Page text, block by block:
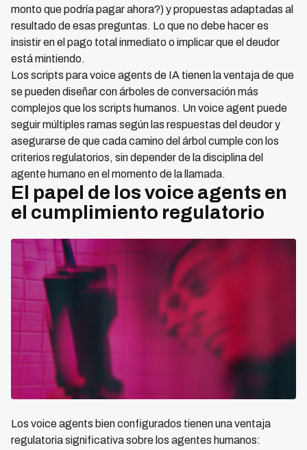
monto que podría pagar ahora?) y propuestas adaptadas al
resultado de esas preguntas. Lo que no debe hacer es
insistir en el pago total inmediato o implicar que el deudor
está mintiendo.
Los scripts para voice agents de IA tienen la ventaja de que
se pueden diseñar con árboles de conversación más
complejos que los scripts humanos. Un voice agent puede
seguir múltiples ramas según las respuestas del deudor y
asegurarse de que cada camino del árbol cumple con los
criterios regulatorios, sin depender de la disciplina del
agente humano en el momento de la llamada.
El papel de los voice agents en
el cumplimiento regulatorio
Los voice agents bien configurados tienen una ventaja
regulatoria significativa sobre los agentes humanos: